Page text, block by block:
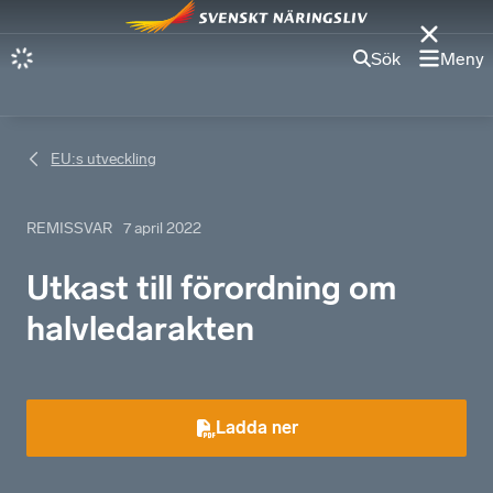
Sök Meny
EU:s utveckling
REMISSVAR 7 april 2022
Utkast till förordning om
halvledarakten
Ladda ner